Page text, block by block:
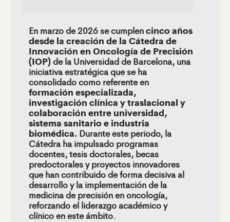
En marzo de 2026 se cumplencinco años
desde la creación de la Cátedra de
Innovación en Oncología de Precisión
(IOP)de la Universidad de Barcelona, una
iniciativa estratégica que se ha
consolidado como referente en
formación especializada,
investigación clínica y traslacional y
colaboración entre universidad,
sistema sanitario e industria
biomédica. Durante este periodo, la
Cátedra ha impulsado programas
docentes, tesis doctorales, becas
predoctorales y proyectos innovadores
que han contribuido de forma decisiva al
desarrollo y la implementación de la
medicina de precisión en oncología,
reforzando el liderazgo académico y
clínico en este ámbito.